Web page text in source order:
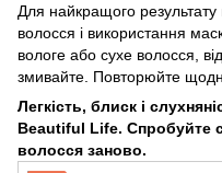
Для найкращого результату
волосся і використання
вологе або сухе волосся,
змивайте. Повторюйте
Легкість, блиск і
Beautiful Life. Спробуйте
волосся заново.